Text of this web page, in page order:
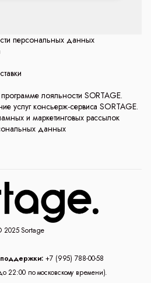
персональных данных
лояльности SORTAGE.
услуг консьерж-сервиса SORTAGE.
и маркетинговых рассылок
данных
2025 Sortage
+7 (995) 788-00-58
22:00 по московскому времени).